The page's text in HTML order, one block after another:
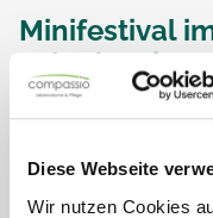
Diese Webseite
Wir nutzen Cookies
Minifestival
Unter dem Motto
Junge Pflege ebenso
strahlendem